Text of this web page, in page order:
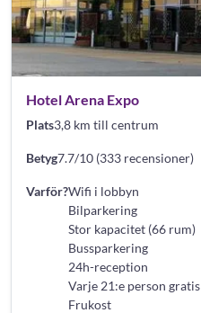
Hotel Arena Expo
Plats3,8 km till centrum
Betyg7.7/10 (333 recensioner)
Varför?Wifi i lobbyn
Bilparkering
Stor kapacitet (66 rum)
Bussparkering
24h-reception
Varje 21:e person gratis
Frukost